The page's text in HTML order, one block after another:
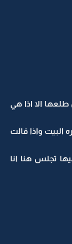
الا اذا هي
واذا قالت
تجلس هنا انا